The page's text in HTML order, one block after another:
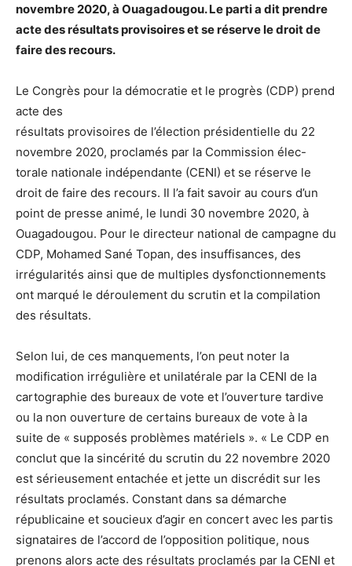
novembre 2020, à Ouagadougou. Le parti a dit prendre
acte des résultats provisoires et se réserve le droit de
faire des recours.
Le Congrès pour la démocratie et le progrès (CDP) prend
acte des
résultats provisoires de l’élection présidentielle du 22
novembre 2020, proclamés par la Commission élec-
torale nationale indépendante (CENI) et se réserve le
droit de faire des recours. Il l’a fait savoir au cours d’un
point de presse animé, le lundi 30 novembre 2020, à
Ouagadougou. Pour le directeur national de campagne du
CDP, Mohamed Sané Topan, des insuffisances, des
irrégularités ainsi que de multiples dysfonctionnements
ont marqué le déroulement du scrutin et la compilation
des résultats.
Selon lui, de ces manquements, l’on peut noter la
modification irrégulière et unilatérale par la CENI de la
cartographie des bureaux de vote et l’ouverture tardive
ou la non ouverture de certains bureaux de vote à la
suite de « supposés problèmes matériels ». « Le CDP en
conclut que la sincérité du scrutin du 22 novembre 2020
est sérieusement entachée et jette un discrédit sur les
résultats proclamés. Constant dans sa démarche
républicaine et soucieux d’agir en concert avec les partis
signataires de l’accord de l’opposition politique, nous
prenons alors acte des résultats proclamés par la CENI et